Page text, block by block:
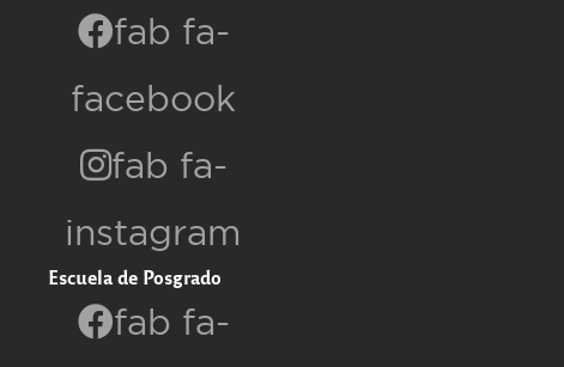
fab fa-
facebook
fab fa-
instagram
Escuela de Posgrado
fab fa-